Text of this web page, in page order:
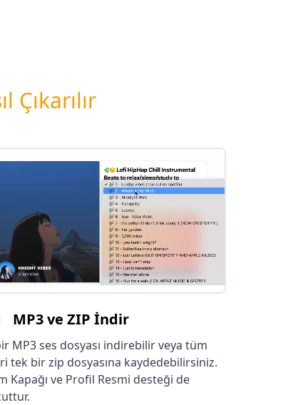
MP3 ve ZIP İndir
MP3 ses dosyası indirebilir veya tüm
tek bir zip dosyasına kaydedebilirsiniz.
Kapağı ve Profil Resmi desteği de